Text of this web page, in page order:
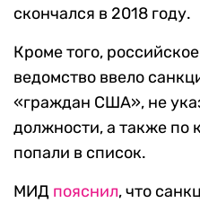
скончался в 2018 году.
Кроме того,
ведомство ввело
«граждан США», не
должности, а также по
попали в список.
МИД пояснил, что